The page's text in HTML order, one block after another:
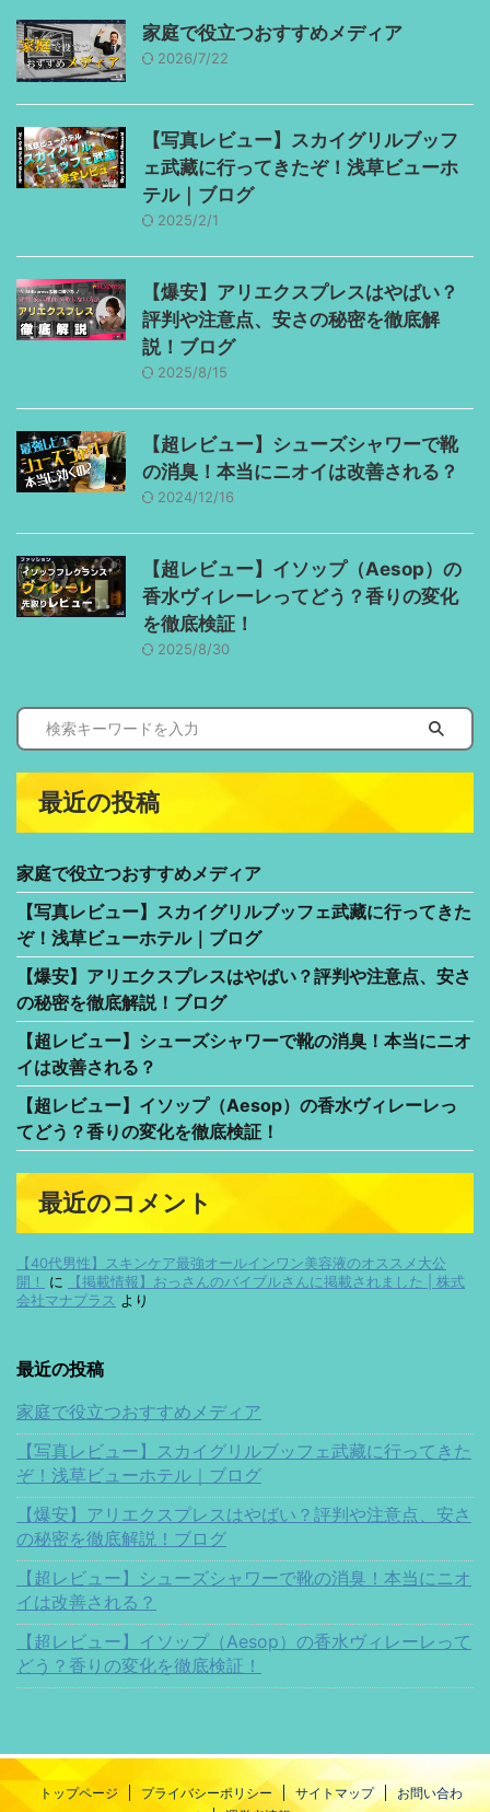
家庭で役立つおすすめメディア
2026/7/22
【写真レビュー】スカイグリルブッフ
ェ武藏に行ってきたぞ！浅草ビューホ
テル｜ブログ
2025/2/1
【爆安】アリエクスプレスはやばい？
評判や注意点、安さの秘密を徹底解
説！ブログ
2025/8/15
【超レビュー】シューズシャワーで靴
の消臭！本当にニオイは改善される？
2024/12/16
【超レビュー】イソップ（Aesop）の
香水ヴィレーレってどう？香りの変化
を徹底検証！
2025/8/30
最近の投稿
家庭で役立つおすすめメディア
【写真レビュー】スカイグリルブッフェ武藏に行ってきた
ぞ！浅草ビューホテル｜ブログ
【爆安】アリエクスプレスはやばい？評判や注意点、安さ
の秘密を徹底解説！ブログ
【超レビュー】シューズシャワーで靴の消臭！本当にニオ
イは改善される？
【超レビュー】イソップ（Aesop）の香水ヴィレーレっ
てどう？香りの変化を徹底検証！
最近のコメント
【40代男性】スキンケア最強オールインワン美容液のオススメ大公
開！
に
【掲載情報】おっさんのバイブルさんに掲載されました | 株式
会社マナプラス より
最近の投稿
家庭で役立つおすすめメディア
【写真レビュー】スカイグリルブッフェ武藏に行ってきた
ぞ！浅草ビューホテル｜ブログ
【爆安】アリエクスプレスはやばい？評判や注意点、安さ
の秘密を徹底解説！ブログ
【超レビュー】シューズシャワーで靴の消臭！本当にニオ
イは改善される？
【超レビュー】イソップ（Aesop）の香水ヴィレーレって
どう？香りの変化を徹底検証！
トップページ プライバシーポリシー サイトマップ
お問い合わ